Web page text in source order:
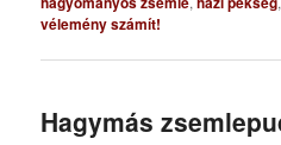
vélemény számít!
Hagymás